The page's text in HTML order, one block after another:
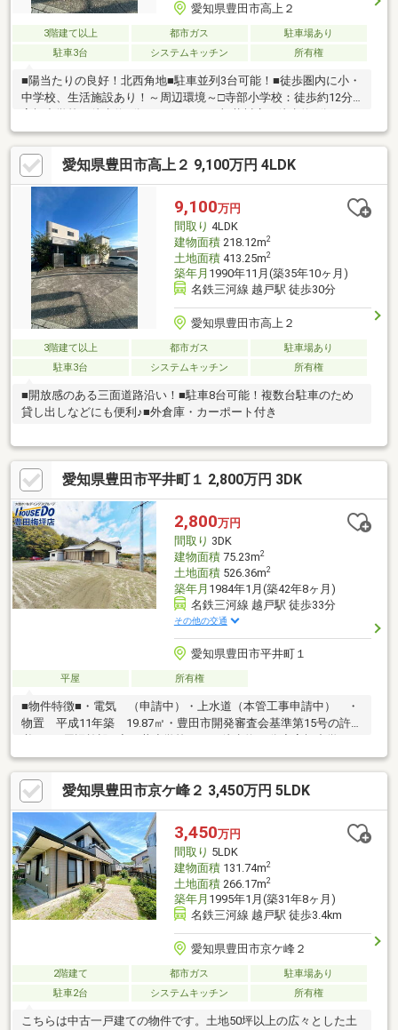
愛知県豊田市高上２
3階建て以上 都市ガス
駐車場あり
駐車3台
システムキッチン 所有権
■陽当たりの良好！北西角地■駐車並列3台可能！■徒歩圏内に小・
中学校、生活施設あり！～周辺環境～□寺部小学校：徒歩約12分□
ミリーマート豊田高上二丁目店：徒歩約4分□高橋西公園：徒歩約
3分
愛知県豊田市高上２ 9,100万円 4LDK
9,100万円
間取り 4LDK
建物面積218.12m2
土地面積413.25m2
築年月 1990年11月(築35年10ヶ月)
名鉄三河線 越戸駅 徒歩30分
愛知県豊田市高上２
3階建て以上 都市ガス
駐車場あり
駐車3台
システムキッチン 所有権
■開放感のある三面道路沿い！■駐車8台可能！複数台駐車のため
貸し出しなどにも便利♪■外倉庫・カーポート付き
愛知県豊田市平井町１ 2,800万円 3DK
2,800万円
間取り 3DK
建物面積75.23m2
土地面積526.36m2
築年月 1984年1月(築42年8ヶ月)
名鉄三河線 越戸駅 徒歩33分
その他の交通
愛知県豊田市平井町１
平屋 所有権
■物件特徴■・電気 （申請中）・上水道（本管工事申請中） ・
物置 平成11年築 19.87㎡・豊田市開発審査会基準第15号の許可
必要。■周辺施設■◇平井小学校・・・徒歩約12分◇高橋中学
校・・・徒歩約13分◇ローソン 豊田平井店・・・徒歩約5分◇イ
オン 高橋店・・・徒歩約26分この物件が気になった方は、下方の
【資料請求・お問合せ】ボタンへ♪
愛知県豊田市京ケ峰２ 3,450万円 5LDK
3,450万円
間取り 5LDK
建物面積131.74m2
土地面積266.17m2
築年月 1995年1月(築31年8ヶ月)
名鉄三河線 越戸駅 徒歩3.4km
愛知県豊田市京ケ峰２
2階建て 都市ガス
駐車場あり
駐車2台
システムキッチン 所有権
こちらは中古一戸建ての物件です。土地50坪以上の広々とした土